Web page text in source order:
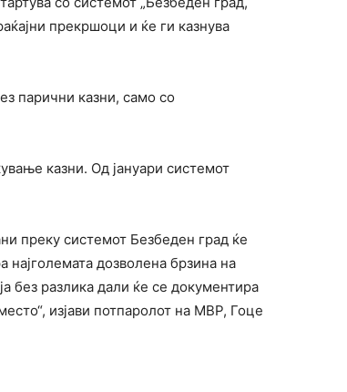
прекршоци и ќе ги казнува
парични казни, само со
казни. Од јануари системот
преку системот Безбеден град ќе
најголемата дозволена брзина на
без разлика дали ќе се документира
изјави потпаролот на МВР, Гоце